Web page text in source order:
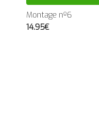
Montage nº6
14.95€